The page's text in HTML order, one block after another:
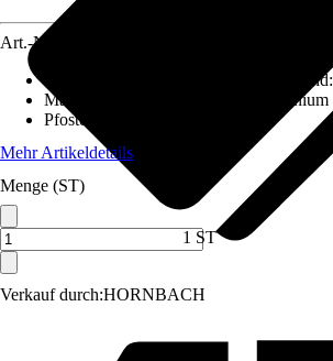
Verkauf durch:HORNBACH
Art.-Nr.
Aufstellmaße B x T ohne Dachüberstand:
Materialspezifizierung
Stahl, Aluminium
Pfostenstärke
Mehr Artikeldetails
Menge (ST)
1 ST